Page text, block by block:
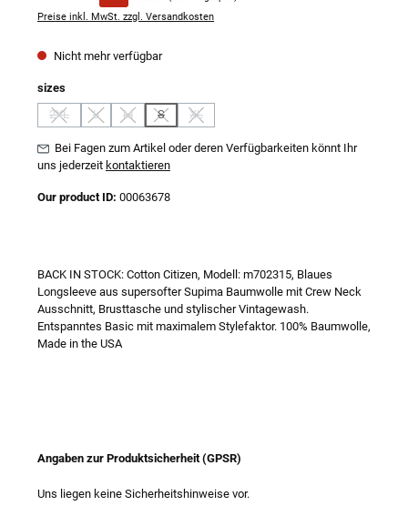
Preise inkl. MwSt. zzgl. Versandkosten
Nicht mehr verfügbar
sizesauswählen
2XL
(Diese Option ist zurzeit nicht verfügbar.)
L
(Diese Option ist zurzeit nicht verfügbar.)
M
(Diese Option ist zurzeit nicht verfügbar.)
S
(Diese Option ist zurzeit nicht verfügbar.)
XL
(Diese Option ist zurzeit nicht verfügbar.)
Bei Fagen zum Artikel oder deren Verfügbarkeiten könnt Ihr
uns jederzeit kontaktieren
Our product ID: 00063678
BACK IN STOCK: Cotton Citizen, Modell: m702315, Blaues
Longsleeve aus supersofter Supima Baumwolle mit Crew Neck
Ausschnitt, Brusttasche und stylischer Vintagewash.
Entspanntes Basic mit maximalem Stylefaktor. 100% Baumwolle,
Made in the USA
Angaben zur Produktsicherheit (GPSR)
Uns liegen keine Sicherheitshinweise vor.